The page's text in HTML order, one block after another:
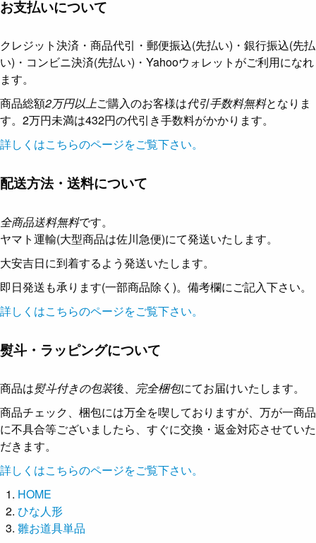
お支払いについて
クレジット決済・商品代引・郵便振込(先払い)・銀行振込(先払
い)・コンビニ決済(先払い)・Yahooウォレットがご利用になれ
ます。
商品総額2万円以上ご購入のお客様は代引手数料無料となりま
す。2万円未満は432円の代引き手数料がかかります。
詳しくはこちらのページをご覧下さい。
配送方法・送料について
全商品送料無料です。
ヤマト運輸(大型商品は佐川急便)にて発送いたします。
大安吉日に到着するよう発送いたします。
即日発送も承ります(一部商品除く)。備考欄にご記入下さい。
詳しくはこちらのページをご覧下さい。
熨斗・ラッピングについて
商品は熨斗付きの包装後、 完全梱包にてお届けいたします。
商品チェック、梱包には万全を喫しておりますが、万が一商品
に不具合等ございましたら、すぐに交換・返金対応させていた
だきます。
詳しくはこちらのページをご覧下さい。
HOME
ひな人形
雛お道具単品